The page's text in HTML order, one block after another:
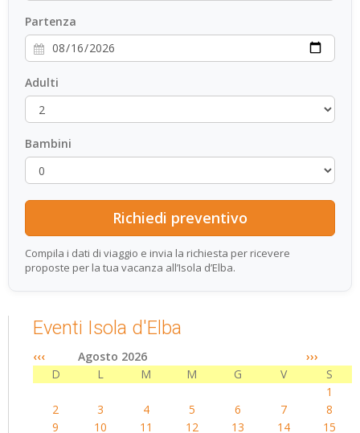
Partenza
Adulti
Bambini
Compila i dati di viaggio e invia la richiesta per ricevere
proposte per la tua vacanza all’Isola d’Elba.
Eventi Isola d'Elba
‹‹‹ Agosto 2026
›››
D
L M M G V
S
1
2
3 4 5 6 7
8
9
10 11 12 13 14 15